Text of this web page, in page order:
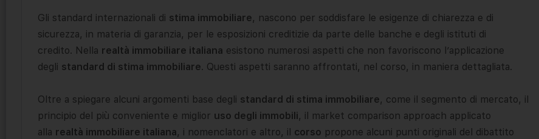
Gli standard internazionali di stima immobiliare, nascono per soddisfare le esigenze di chiarezza e di
sicurezza, in materia di garanzia, per le esposizioni creditizie da parte delle banche e degli istituti di
credito. Nella realtà immobiliare italiana esistono numerosi aspetti che non favoriscono l’applicazione
degli standard di stima immobiliare. Questi aspetti saranno affrontati, nel corso, in maniera dettagliata.
Oltre a spiegare alcuni argomenti base degli standard di stima immobiliare, come il segmento di mercato, il
principio del più conveniente e miglior uso degli immobili, il market comparison approach applicato
alla realtà immobiliare italiana, i nomenclatori e altro, il corso propone alcuni punti originali del dibattito